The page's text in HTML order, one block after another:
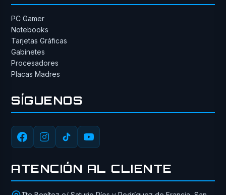
PC Gamer
Notebooks
Tarjetas Gráficas
Gabinetes
Procesadores
Placas Madres
SÍGUENOS
ATENCIÓN AL CLIENTE